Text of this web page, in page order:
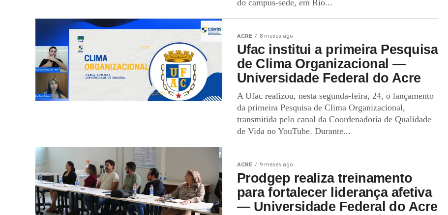
do campus-sede, em Rio...
ACRE 8 meses ago
Ufac institui a primeira Pesquisa
de Clima Organizacional —
Universidade Federal do Acre
A Ufac realizou, nesta segunda-feira, 24, o lançamento
da primeira Pesquisa de Clima Organizacional,
transmitida pelo canal da Coordenadoria de Qualidade
de Vida no YouTube. Durante...
ACRE 9 meses ago
Prodgep realiza treinamento
para fortalecer liderança afetiva
— Universidade Federal do Acre